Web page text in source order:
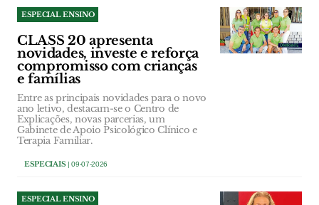
ESPECIAL ENSINO
CLASS 20 apresenta
novidades, investe e reforça
compromisso com crianças
e famílias
Entre as principais novidades para o novo
ano letivo, destacam-se o Centro de
Explicações, novas parcerias, um
Gabinete de Apoio Psicológico Clínico e
Terapia Familiar.
ESPECIAIS| 09-07-2026
ESPECIAL ENSINO